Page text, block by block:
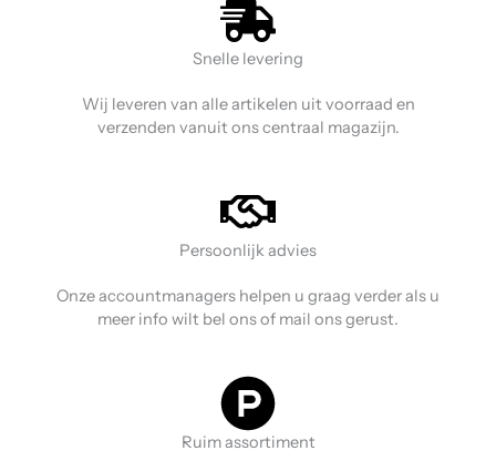
Snelle levering
Wij leveren van alle artikelen uit voorraad en
verzenden vanuit ons centraal magazijn.
Persoonlijk advies
Onze accountmanagers helpen u graag verder als u
meer info wilt bel ons of mail ons gerust.
Ruim assortiment